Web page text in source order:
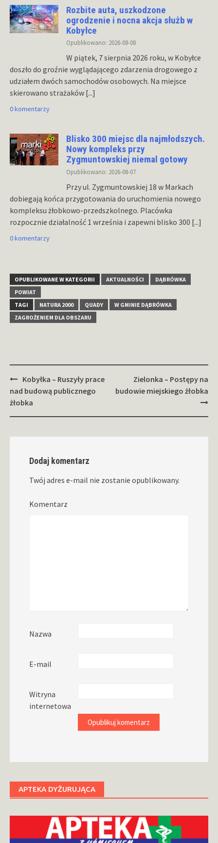
Rozbite auta, uszkodzone
ogrodzenie i nocna akcja służb w
Kobyłce
Opublikowano: 2026-08-08
W piątek, 7 sierpnia 2026 roku, w Kobyłce
doszło do groźnie wyglądającego zdarzenia drogowego z
udziałem dwóch samochodów osobowych. Na miejsce
skierowano strażaków [...]
0 komentarzy
Blisko 300 miejsc dla najmłodszych.
Nowy kompleks przy
Zygmuntowskiej niemal gotowy
Opublikowano: 2026-08-07
Przy ul. Zygmuntowskiej 18 w Markach
dobiegają końca przygotowania do uruchomienia nowego
kompleksu żłobkowo-przedszkolnego. Placówka
rozpocznie działalność 1 września i zapewni blisko 300 [...]
0 komentarzy
OPUBLIKOWANE W KATEGORII AKTUALNOŚCI
DĄBRÓWKA
POWIAT
TAGI
NATURA 2000 QUADY
W GMINIE DĄBRÓWKA
ZAGROŻENIEM DLA OBSZARU
Zobacz
wpisy
Kobyłka – Ruszyły prace
nad budową publicznego
żłobka
Zielonka – Postępy na
budowie miejskiego żłobka
Dodaj komentarz
Twój adres e-mail nie zostanie opublikowany.
Komentarz
Nazwa
E-mail
Witryna
internetowa
APTEKA DYŻURUJĄCA